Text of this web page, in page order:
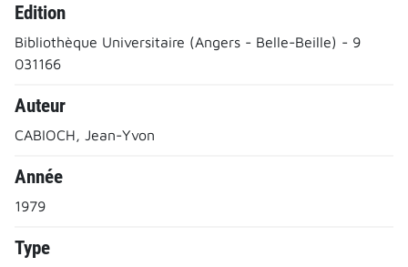
Edition
Bibliothèque Universitaire (Angers - Belle-Beille) - 9
031166
Auteur
CABIOCH, Jean-Yvon
Année
1979
Type